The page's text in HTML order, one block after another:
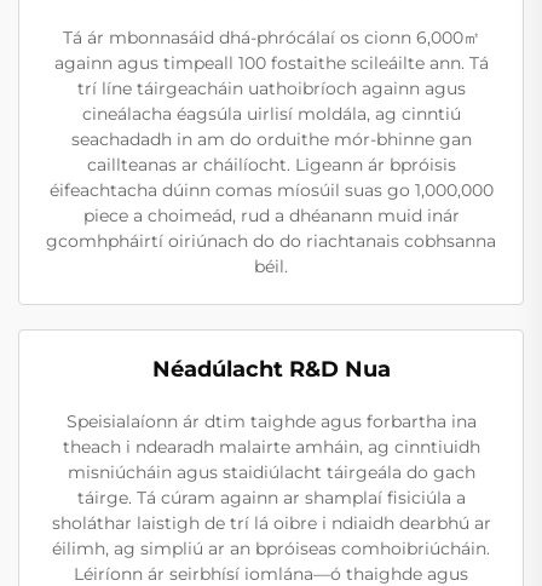
Tá ár mbonnasáid dhá-phrócálaí os cionn 6,000㎡
againn agus timpeall 100 fostaithe scileáilte ann. Tá
trí líne táirgeacháin uathoibríoch againn agus
cineálacha éagsúla uirlisí moldála, ag cinntiú
seachadadh in am do orduithe mór-bhinne gan
caillteanas ar cháilíocht. Ligeann ár bpróisis
éifeachtacha dúinn comas míosúil suas go 1,000,000
piece a choimeád, rud a dhéanann muid inár
gcomhpháirtí oiriúnach do do riachtanais cobhsanna
béil.
Néadúlacht R&D Nua
Speisialaíonn ár dtim taighde agus forbartha ina
theach i ndearadh malairte amháin, ag cinntiuidh
misniúcháin agus staidiúlacht táirgeála do gach
táirge. Tá cúram againn ar shamplaí fisiciúla a
sholáthar laistigh de trí lá oibre i ndiaidh dearbhú ar
éilimh, ag simpliú ar an bpróiseas comhoibriúcháin.
Léiríonn ár seirbhísí iomlána—ó thaighde agus